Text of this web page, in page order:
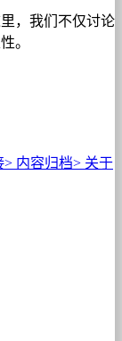
，我们不仅讨论
。
> 内容归档> 关于